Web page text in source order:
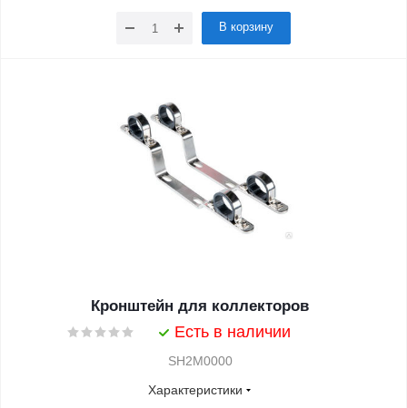
В корзину
Кронштейн для коллекторов
Есть в наличии
SH2M0000
Характеристики